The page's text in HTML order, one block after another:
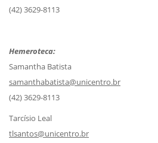
(42) 3629-8113
Hemeroteca:
Samantha Batista
samanthabatista@unicentro.br
(42) 3629-8113
Tarcísio Leal
tlsantos@unicentro.br